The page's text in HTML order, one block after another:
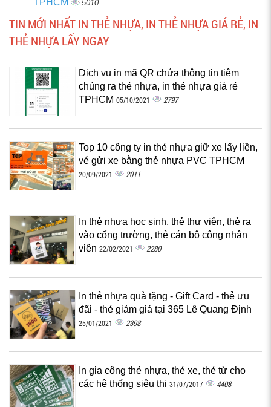
TPHCM
5010
TIN MỚI NHẤT IN THẺ NHỰA, IN THẺ NHỰA GIÁ RẺ, IN
THẺ NHỰA LẤY NGAY
Dịch vụ in mã QR chứa thông tin tiêm
chủng ra thẻ nhựa, in thẻ nhựa giá rẻ
TPHCM 05/10/2021 2797
Top 10 công ty in thẻ nhựa giữ xe lấy liền,
vé gửi xe bằng thẻ nhựa PVC TPHCM
20/09/2021 2011
In thẻ nhựa học sinh, thẻ thư viện, thẻ ra
vào cổng trường, thẻ cán bộ công nhân
viên 22/02/2021 2280
In thẻ nhựa quà tặng - Gift Card - thẻ ưu
đãi - thẻ giảm giá tại 365 Lê Quang Định
25/01/2021 2398
In gia công thẻ nhựa, thẻ xe, thẻ từ cho
các hệ thống siêu thị 31/07/2017 4408